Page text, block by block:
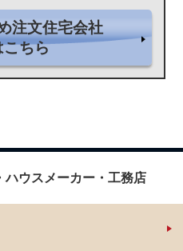
注文住宅会社
こちら
ハウスメーカー・工務店